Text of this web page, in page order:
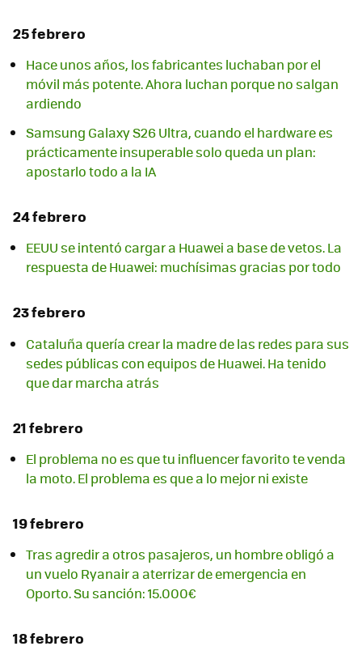
25 febrero
Hace unos años, los fabricantes luchaban por el
móvil más potente. Ahora luchan porque no salgan
ardiendo
Samsung Galaxy S26 Ultra, cuando el hardware es
prácticamente insuperable solo queda un plan:
apostarlo todo a la IA
24 febrero
EEUU se intentó cargar a Huawei a base de vetos. La
respuesta de Huawei: muchísimas gracias por todo
23 febrero
Cataluña quería crear la madre de las redes para sus
sedes públicas con equipos de Huawei. Ha tenido
que dar marcha atrás
21 febrero
El problema no es que tu influencer favorito te venda
la moto. El problema es que a lo mejor ni existe
19 febrero
Tras agredir a otros pasajeros, un hombre obligó a
un vuelo Ryanair a aterrizar de emergencia en
Oporto. Su sanción: 15.000€
18 febrero